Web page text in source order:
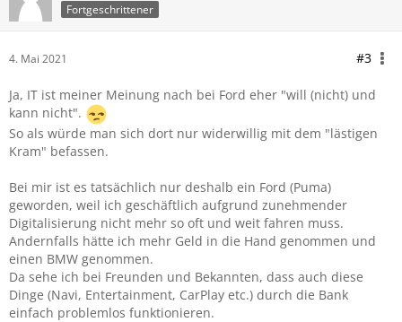
Fortgeschrittener
4. Mai 2021 #3
Ja, IT ist meiner Meinung nach bei Ford eher "will (nicht) und
kann nicht".
So als würde man sich dort nur widerwillig mit dem "lästigen
Kram" befassen.
Bei mir ist es tatsächlich nur deshalb ein Ford (Puma)
geworden, weil ich geschäftlich aufgrund zunehmender
Digitalisierung nicht mehr so oft und weit fahren muss.
Andernfalls hätte ich mehr Geld in die Hand genommen und
einen BMW genommen.
Da sehe ich bei Freunden und Bekannten, dass auch diese
Dinge (Navi, Entertainment, CarPlay etc.) durch die Bank
einfach problemlos funktionieren.